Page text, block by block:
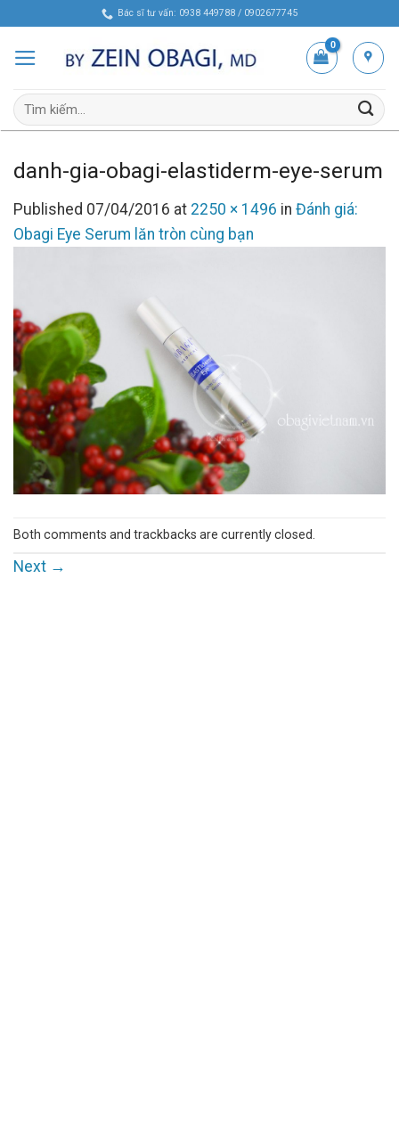
content
Bác sĩ tư vấn: 0938 449788 / 0902677745
Tìm
kiếm:
danh-gia-obagi-elastiderm-eye-serum
Published 07/04/2016 at 2250 × 1496 in Đánh giá:
Obagi Eye Serum lăn tròn cùng bạn
Both comments and trackbacks are currently closed.
Next →